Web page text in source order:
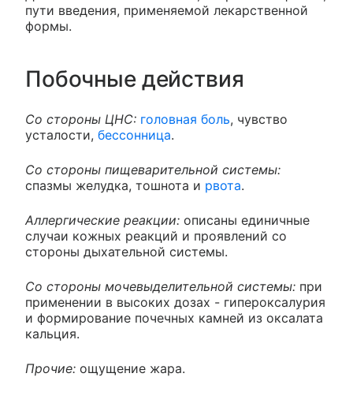
пути введения, применяемой лекарственной
формы.
Побочные действия
Со стороны ЦНС: головная боль, чувство
усталости, бессонница.
Со стороны пищеварительной системы:
спазмы желудка, тошнота и рвота.
Аллергические реакции: описаны единичные
случаи кожных реакций и проявлений со
стороны дыхательной системы.
Со стороны мочевыделительной системы: при
применении в высоких дозах - гипероксалурия
и формирование почечных камней из оксалата
кальция.
Прочие: ощущение жара.